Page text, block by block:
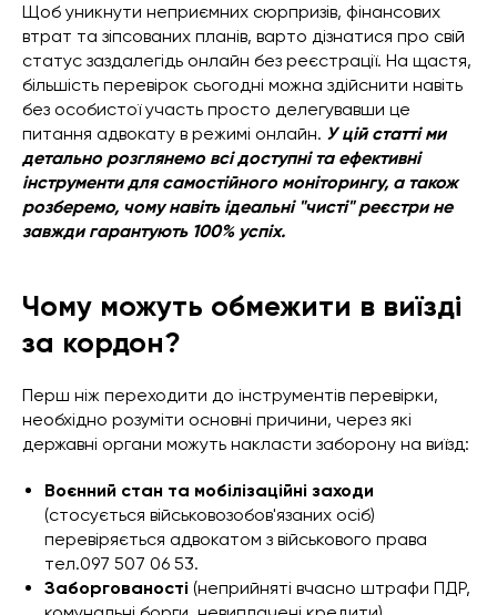
Щоб уникнути неприємних сюрпризів, фінансових
втрат та зіпсованих планів, варто дізнатися про свій
статус заздалегідь онлайн без реєстрації. На щастя,
більшість перевірок сьогодні можна здійснити навіть
без особистої участь просто делегувавши це
питання адвокату в режимі онлайн. У цій статті ми
детально розглянемо всі доступні та ефективні
інструменти для самостійного моніторингу, а також
розберемо, чому навіть ідеальні "чисті" реєстри не
завжди гарантують 100% успіх.
Чому можуть обмежити в виїзді
за кордон?
Перш ніж переходити до інструментів перевірки,
необхідно розуміти основні причини, через які
державні органи можуть накласти заборону на виїзд:
Воєнний стан та мобілізаційні заходи
(стосується військовозобов'язаних осіб)
перевіряється адвокатом з військового права
тел.097 507 06 53.
Заборгованості (неприйняті вчасно штрафи ПДР,